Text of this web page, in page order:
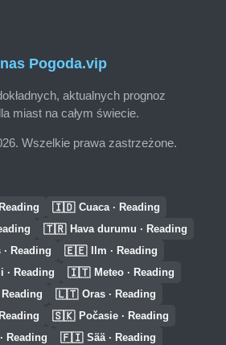
Pogoda.vip
aktualnych prognoz
miast na całym świecie.
Wszelkie prawa zastrzeżone.
🇮🇩 Cuaca · Reading
🇹🇷 Hava durumu · Reading
· Reading 🇪🇪 Ilm · Reading
· Reading 🇮🇹 Meteo · Reading
Reading 🇱🇹 Oras · Reading
🇸🇰 Počasie · Reading
Reading 🇫🇮 Sää · Reading